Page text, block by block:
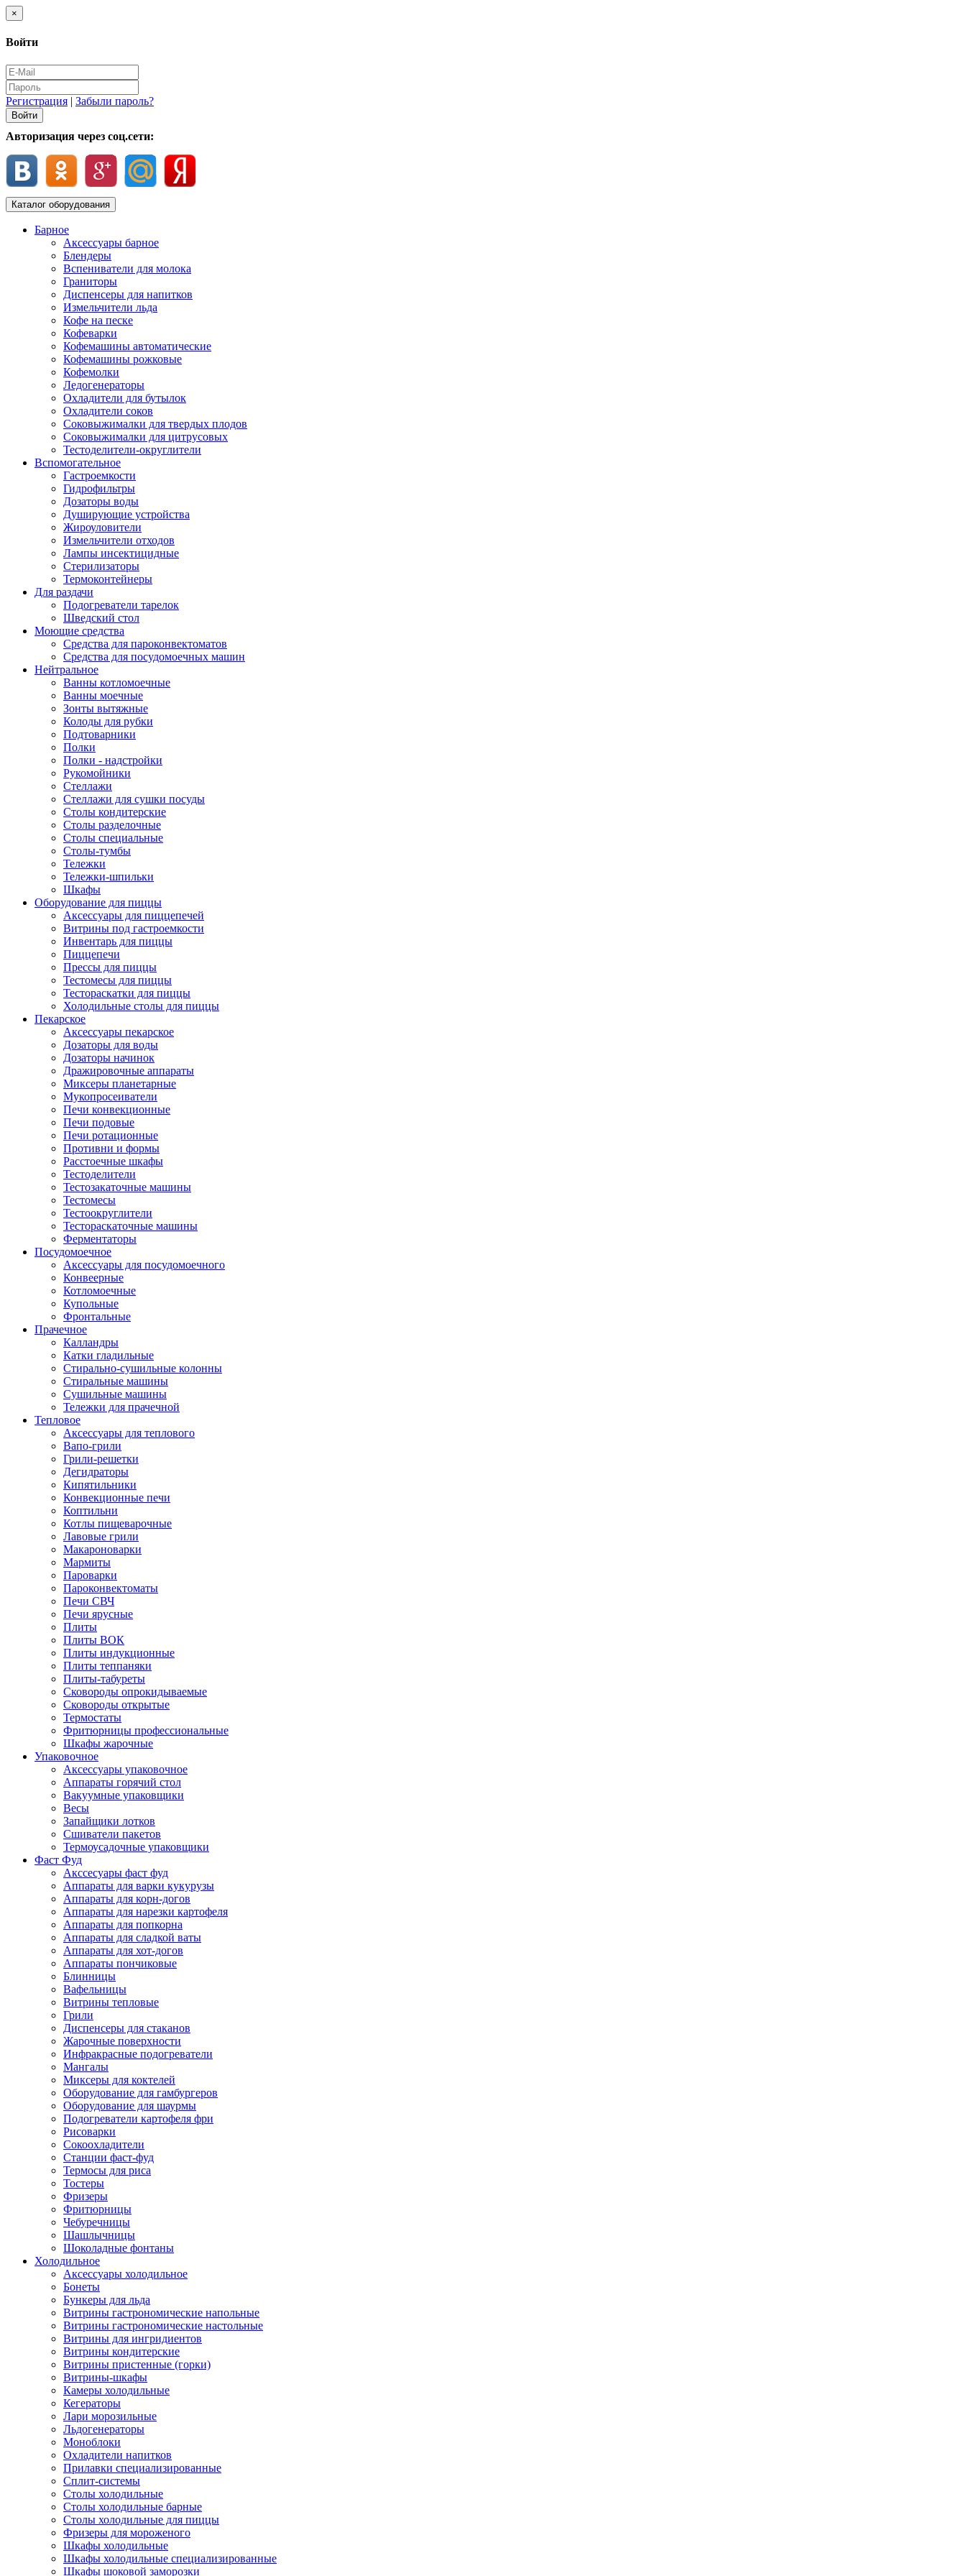
×
Войти
Регистрация | Забыли пароль?
Авторизация через соц.сети:
Каталог оборудования
Барное
Аксессуары барное
Блендеры
Вспениватели для молока
Граниторы
Диспенсеры для напитков
Измельчители льда
Кофе на песке
Кофеварки
Кофемашины автоматические
Кофемашины рожковые
Кофемолки
Ледогенераторы
Охладители для бутылок
Охладители соков
Соковыжималки для твердых плодов
Соковыжималки для цитрусовых
Тестоделители-округлители
Вспомогательное
Гастроемкости
Гидрофильтры
Дозаторы воды
Душирующие устройства
Жироуловители
Измельчители отходов
Лампы инсектицидные
Стерилизаторы
Термоконтейнеры
Для раздачи
Подогреватели тарелок
Шведский стол
Моющие средства
Средства для пароконвектоматов
Средства для посудомоечных машин
Нейтральное
Ванны котломоечные
Ванны моечные
Зонты вытяжные
Колоды для рубки
Подтоварники
Полки
Полки - надстройки
Рукомойники
Стеллажи
Стеллажи для сушки посуды
Столы кондитерские
Столы разделочные
Столы специальные
Столы-тумбы
Тележки
Тележки-шпильки
Шкафы
Оборудование для пиццы
Аксессуары для пиццепечей
Витрины под гастроемкости
Инвентарь для пиццы
Пиццепечи
Прессы для пиццы
Тестомесы для пиццы
Тестораскатки для пиццы
Холодильные столы для пиццы
Пекарское
Аксессуары пекарское
Дозаторы для воды
Дозаторы начинок
Дражировочные аппараты
Миксеры планетарные
Мукопросеиватели
Печи конвекционные
Печи подовые
Печи ротационные
Противни и формы
Расстоечные шкафы
Тестоделители
Тестозакаточные машины
Тестомесы
Тестоокруглители
Тестораскаточные машины
Ферментаторы
Посудомоечное
Аксессуары для посудомоечного
Конвеерные
Котломоечные
Купольные
Фронтальные
Прачечное
Калландры
Катки гладильные
Стирально-сушильные колонны
Стиральные машины
Сушильные машины
Тележки для прачечной
Тепловое
Аксессуары для теплового
Вапо-грили
Грили-решетки
Дегидраторы
Кипятильники
Конвекционные печи
Коптильни
Котлы пищеварочные
Лавовые грили
Макароноварки
Мармиты
Пароварки
Пароконвектоматы
Печи СВЧ
Печи ярусные
Плиты
Плиты ВОК
Плиты индукционные
Плиты теппаняки
Плиты-табуреты
Сковороды опрокидываемые
Сковороды открытые
Термостаты
Фритюрницы профессиональные
Шкафы жарочные
Упаковочное
Аксессуары упаковочное
Аппараты горячий стол
Вакуумные упаковщики
Весы
Запайщики лотков
Сшиватели пакетов
Термоусадочные упаковщики
Фаст Фуд
Акссесуары фаст фуд
Аппараты для варки кукурузы
Аппараты для корн-догов
Аппараты для нарезки картофеля
Аппараты для попкорна
Аппараты для сладкой ваты
Аппараты для хот-догов
Аппараты пончиковые
Блинницы
Вафельницы
Витрины тепловые
Грили
Диспенсеры для стаканов
Жарочные поверхности
Инфракрасные подогреватели
Мангалы
Миксеры для коктелей
Оборудование для гамбургеров
Оборудование для шаурмы
Подогреватели картофеля фри
Рисоварки
Сокоохладители
Станции фаст-фуд
Термосы для риса
Тостеры
Фризеры
Фритюрницы
Чебуречницы
Шашлычницы
Шоколадные фонтаны
Холодильное
Аксессуары холодильное
Бонеты
Бункеры для льда
Витрины гастрономические напольные
Витрины гастрономические настольные
Витрины для ингридиентов
Витрины кондитерские
Витрины пристенные (горки)
Витрины-шкафы
Камеры холодильные
Кегераторы
Лари морозильные
Льдогенераторы
Моноблоки
Охладители напитков
Прилавки специализированные
Сплит-системы
Столы холодильные
Столы холодильные барные
Столы холодильные для пиццы
Фризеры для мороженого
Шкафы холодильные
Шкафы холодильные специализированные
Шкафы шоковой заморозки